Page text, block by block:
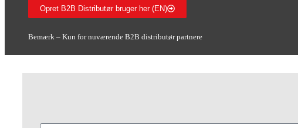
Opret B2B Distributør bruger her (EN)
Bemærk – Kun for nuværende B2B distributør partnere